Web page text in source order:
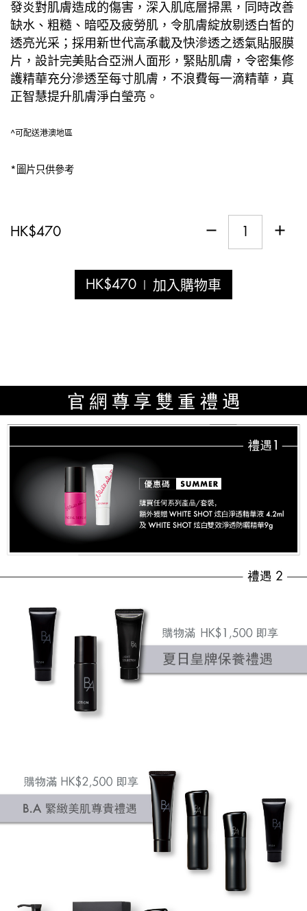
發炎對肌膚造成的傷害，深入肌底層掃黑，同時改善
缺水、粗糙、暗啞及疲勞肌，令肌膚綻放剔透白皙的
透亮光采；採用新世代高承載及快滲透之透氣貼服膜
片，設計完美貼合亞洲人面形，緊貼肌膚，令密集修
護精華充分滲透至每寸肌膚，不浪費每一滴精華，真
正智慧提升肌膚淨白瑩亮。
^可配送港澳地區
*圖片只供參考
HK$470
HK$470 加入購物車